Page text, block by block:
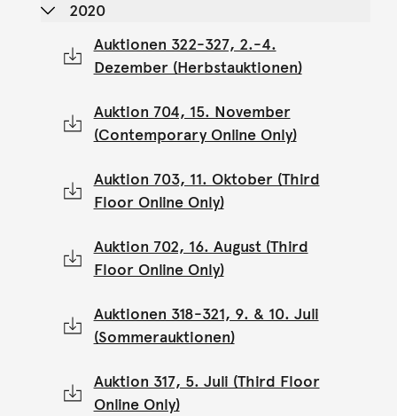
2020
Auktionen 322-327, 2.-4.
Dezember (Herbstauktionen)
Auktion 704, 15. November
(Contemporary Online Only)
Auktion 703, 11. Oktober (Third
Floor Online Only)
Auktion 702, 16. August (Third
Floor Online Only)
Auktionen 318-321, 9. & 10. Juli
(Sommerauktionen)
Auktion 317, 5. Juli (Third Floor
Online Only)